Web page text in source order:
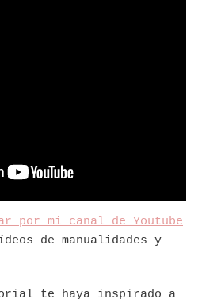
por mi canal de Youtube
de manualidades y
te haya inspirado a